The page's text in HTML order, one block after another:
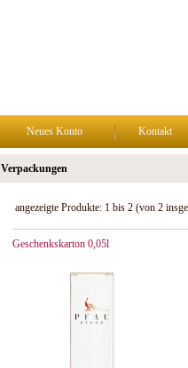
Neues Konto Kontakt
Verpackungen
angezeigte Produkte: 1 bis 2 (von 2
Geschenkskarton 0,05l